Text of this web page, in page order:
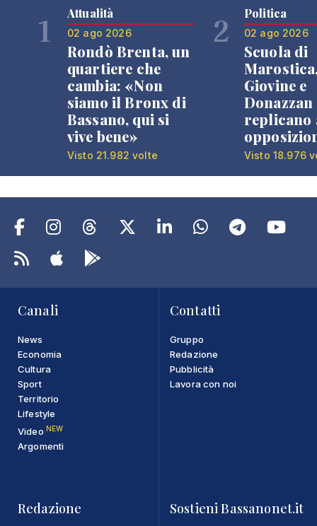
1 Attualità
02 ago 2026
Rondò Brenta, un
quartiere che
cambia: «Non
siamo il Bronx di
Bassano, qui si
vive bene»
Visto 21.982 volte
2 Politica
02 ago 2026
Scuola di
Giovine e
Donazzan
replicano
Visto 18.976
Canali
News
Economia
Cultura
Sport
Territorio
Lifestyle
Video NEW
Argomenti
Contatti
Gruppo
Redazione
Pubblicità
Lavora con noi
Redazione Sostieni Bassanonet.it